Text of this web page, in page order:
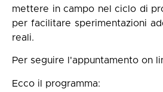
mettere in campo nel ciclo di
per facilitare sperimentazioni
reali.
Per seguire l'appuntamento on
Ecco il programma: